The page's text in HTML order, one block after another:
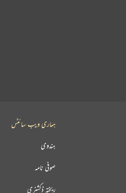
ہماری ویب سائٹس
ہندوی
صوفی نامہ
ریختہ ڈکشنری